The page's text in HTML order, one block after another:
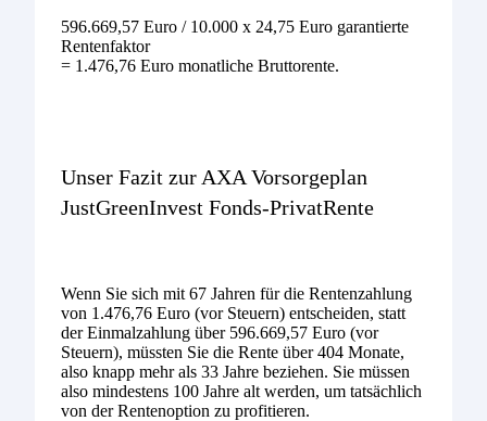
596.669,57 Euro / 10.000 x 24,75 Euro garantierte
Rentenfaktor
= 1.476,76 Euro monatliche Bruttorente.
Unser Fazit zur AXA Vorsorgeplan
JustGreenInvest Fonds-PrivatRente
Wenn Sie sich mit 67 Jahren für die Rentenzahlung
von 1.476,76 Euro (vor Steuern) entscheiden, statt
der Einmalzahlung über 596.669,57 Euro (vor
Steuern), müssten Sie die Rente über 404 Monate,
also knapp mehr als 33 Jahre beziehen. Sie müssen
also mindestens 100 Jahre alt werden, um tatsächlich
von der Rentenoption zu profitieren.